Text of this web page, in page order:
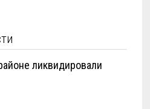
ликвидировали